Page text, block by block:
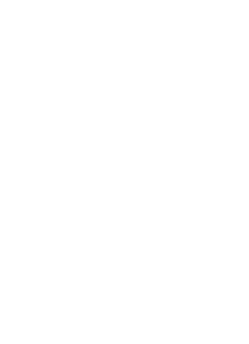
Tamanho: S